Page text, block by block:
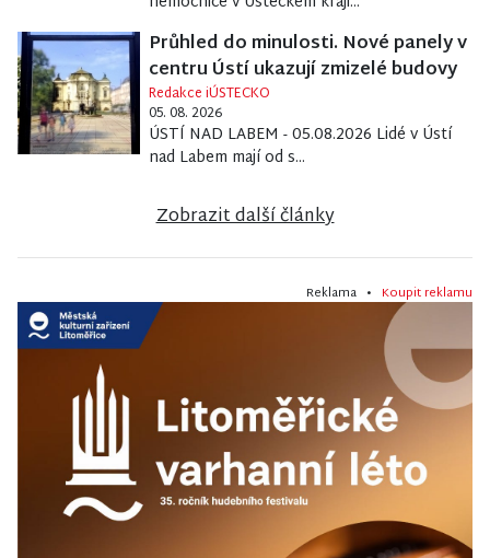
Průhled do minulosti. Nové panely v
centru Ústí ukazují zmizelé budovy
Redakce iÚSTECKO
05. 08. 2026
ÚSTÍ NAD LABEM - 05.08.2026 Lidé v Ústí
nad Labem mají od s...
Zobrazit další články
Reklama • Koupit reklamu